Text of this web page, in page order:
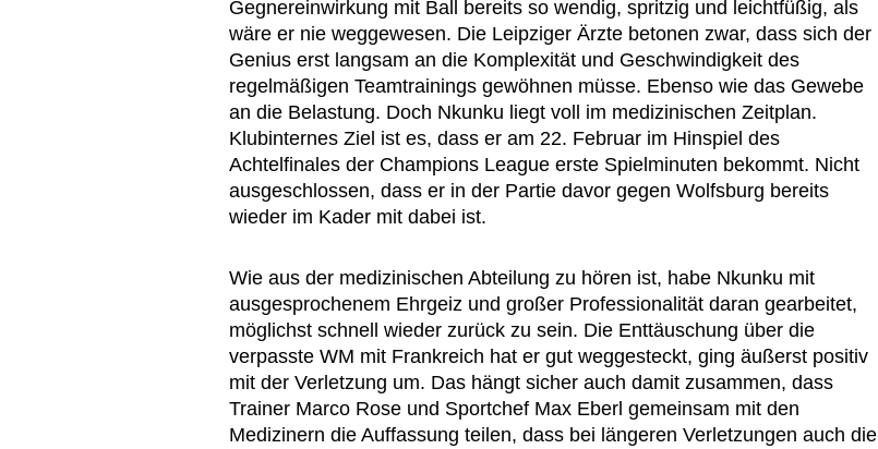
Gegnereinwirkung mit Ball bereits so wendig, spritzig und leichtfüßig, als
wäre er nie weggewesen. Die Leipziger Ärzte betonen zwar, dass sich der
Genius erst langsam an die Komplexität und Geschwindigkeit des
regelmäßigen Teamtrainings gewöhnen müsse. Ebenso wie das Gewebe
an die Belastung. Doch Nkunku liegt voll im medizinischen Zeitplan.
Klubinternes Ziel ist es, dass er am 22. Februar im Hinspiel des
Achtelfinales der Champions League erste Spielminuten bekommt. Nicht
ausgeschlossen, dass er in der Partie davor gegen Wolfsburg bereits
wieder im Kader mit dabei ist.
Wie aus der medizinischen Abteilung zu hören ist, habe Nkunku mit
ausgesprochenem Ehrgeiz und großer Professionalität daran gearbeitet,
möglichst schnell wieder zurück zu sein. Die Enttäuschung über die
verpasste WM mit Frankreich hat er gut weggesteckt, ging äußerst positiv
mit der Verletzung um. Das hängt sicher auch damit zusammen, dass
Trainer Marco Rose und Sportchef Max Eberl gemeinsam mit den
Medizinern die Auffassung teilen, dass bei längeren Verletzungen auch die